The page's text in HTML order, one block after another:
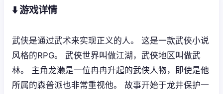
⬇️ 游戏详情
武侠是通过武术来实现正义的人。 这是一款武侠小说
风格的RPG。 武侠世界叫做江湖，武侠地区叫做武
林。 主角龙濑是一位冉冉升起的武侠人物，即使是他
所属的森普派也非常重视他。 故事开始于龙井保护一